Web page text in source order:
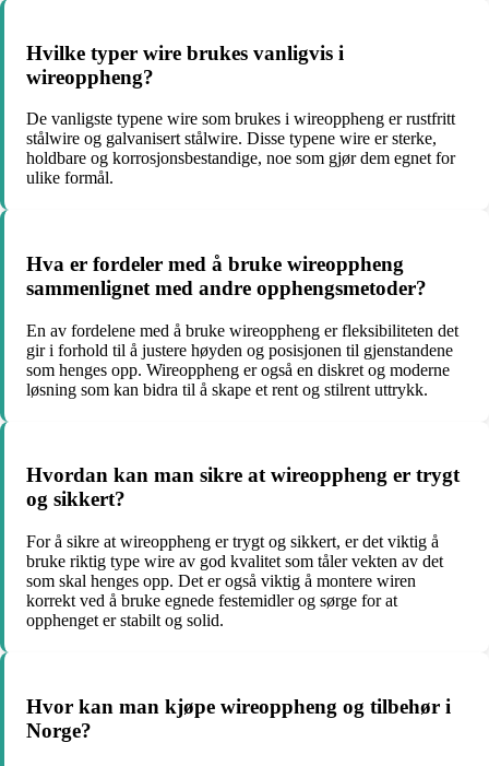
Hvilke typer wire brukes vanligvis i
wireoppheng?
De vanligste typene wire som brukes i wireoppheng er rustfritt
stålwire og galvanisert stålwire. Disse typene wire er sterke,
holdbare og korrosjonsbestandige, noe som gjør dem egnet for
ulike formål.
Hva er fordeler med å bruke wireoppheng
sammenlignet med andre opphengsmetoder?
En av fordelene med å bruke wireoppheng er fleksibiliteten det
gir i forhold til å justere høyden og posisjonen til gjenstandene
som henges opp. Wireoppheng er også en diskret og moderne
løsning som kan bidra til å skape et rent og stilrent uttrykk.
Hvordan kan man sikre at wireoppheng er trygt
og sikkert?
For å sikre at wireoppheng er trygt og sikkert, er det viktig å
bruke riktig type wire av god kvalitet som tåler vekten av det
som skal henges opp. Det er også viktig å montere wiren
korrekt ved å bruke egnede festemidler og sørge for at
opphenget er stabilt og solid.
Hvor kan man kjøpe wireoppheng og tilbehør i
Norge?